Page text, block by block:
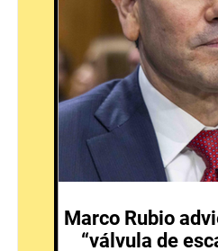
Marco Rubio
“válvula de